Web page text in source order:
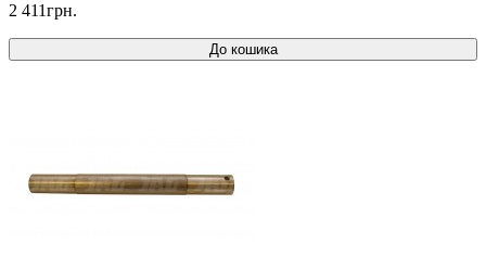
2 411грн.
До кошика